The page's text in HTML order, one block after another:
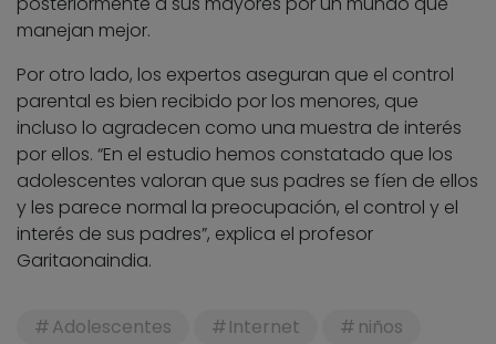
manejan mejor.
Por otro lado, los expertos aseguran que el control
parental es bien recibido por los menores, que
incluso lo agradecen como una muestra de interés
por ellos. “En el estudio hemos constatado que los
adolescentes valoran que sus padres se fíen de ellos
y les parece normal la preocupación, el control y el
interés de sus padres”, explica el profesor
Garitaonaindia.
Adolescentes Internet niños